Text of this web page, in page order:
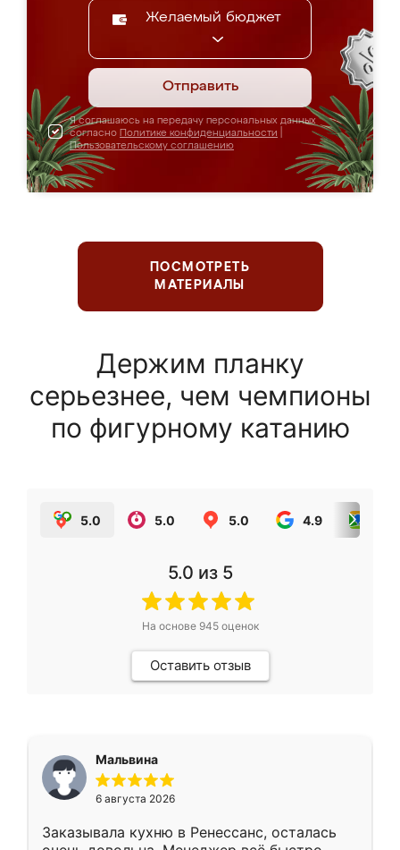
Желаемый бюджет
Отправить
Я соглашаюсь на передачу персональных данных
согласно Политике конфиденциальности
Пользовательскому соглашению
ПОСМОТРЕТЬ
МАТЕРИАЛЫ
Держим планку
серьезнее, чем чемпионы
по фигурному катанию
5.0 5.0 5.0 4.9
5.0 из 5
На основе 945оценок
Оставить отзыв
Мальвина
6 августа 2026
Заказывала кухню в Ренессанс, осталась